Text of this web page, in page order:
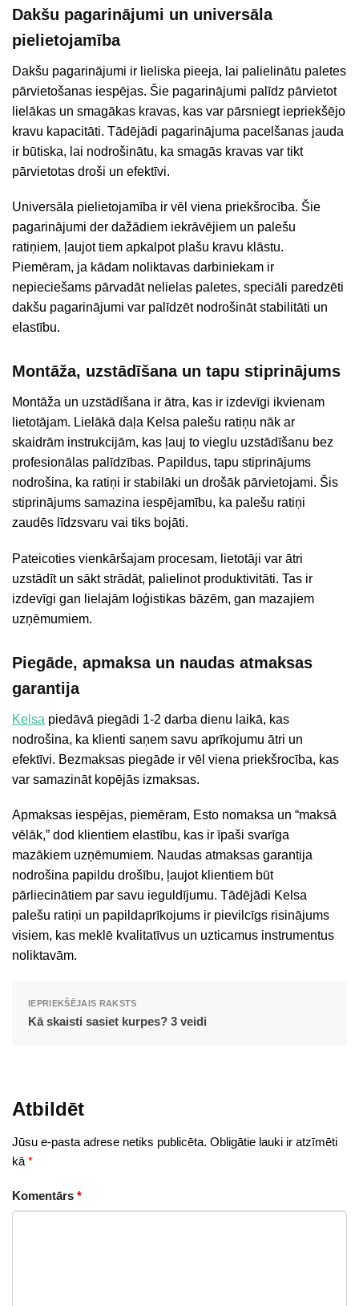
Dakšu pagarinājumi un universāla
pielietojamība
Dakšu pagarinājumi ir lieliska pieeja, lai palielinātu paletes
pārvietošanas iespējas. Šie pagarinājumi palīdz pārvietot
lielākas un smagākas kravas, kas var pārsniegt iepriekšējo
kravu kapacitāti. Tādējādi pagarinājuma pacelšanas jauda
ir būtiska, lai nodrošinātu, ka smagās kravas var tikt
pārvietotas droši un efektīvi.
Universāla pielietojamība ir vēl viena priekšrocība. Šie
pagarinājumi der dažādiem iekrāvējiem un palešu
ratiņiem, ļaujot tiem apkalpot plašu kravu klāstu.
Piemēram, ja kādam noliktavas darbiniekam ir
nepieciešams pārvadāt nelielas paletes, speciāli paredzēti
dakšu pagarinājumi var palīdzēt nodrošināt stabilitāti un
elastību.
Montāža, uzstādīšana un tapu stiprinājums
Montāža un uzstādīšana ir ātra, kas ir izdevīgi ikvienam
lietotājam. Lielākā daļa Kelsa palešu ratiņu nāk ar
skaidrām instrukcijām, kas ļauj to vieglu uzstādīšanu bez
profesionālas palīdzības. Papildus, tapu stiprinājums
nodrošina, ka ratiņi ir stabilāki un drošāk pārvietojami. Šis
stiprinājums samazina iespējamību, ka palešu ratiņi
zaudēs līdzsvaru vai tiks bojāti.
Pateicoties vienkāršajam procesam, lietotāji var ātri
uzstādīt un sākt strādāt, palielinot produktivitāti. Tas ir
izdevīgi gan lielajām loģistikas bāzēm, gan mazajiem
uzņēmumiem.
Piegāde, apmaksa un naudas atmaksas
garantija
Kelsa piedāvā piegādi 1-2 darba dienu laikā, kas
nodrošina, ka klienti saņem savu aprīkojumu ātri un
efektīvi. Bezmaksas piegāde ir vēl viena priekšrocība, kas
var samazināt kopējās izmaksas.
Apmaksas iespējas, piemēram, Esto nomaksa un “maksā
vēlāk,” dod klientiem elastību, kas ir īpaši svarīga
mazākiem uzņēmumiem. Naudas atmaksas garantija
nodrošina papildu drošību, ļaujot klientiem būt
pārliecinātiem par savu ieguldījumu. Tādējādi Kelsa
palešu ratiņi un papildaprīkojums ir pievilcīgs risinājums
visiem, kas meklē kvalitatīvus un uzticamus instrumentus
noliktavām.
IEPRIEKŠĒJAIS RAKSTS
Kā skaisti sasiet kurpes? 3 veidi
Atbildēt
Jūsu e-pasta adrese netiks publicēta. Obligātie lauki ir atzīmēti
kā *
Komentārs *